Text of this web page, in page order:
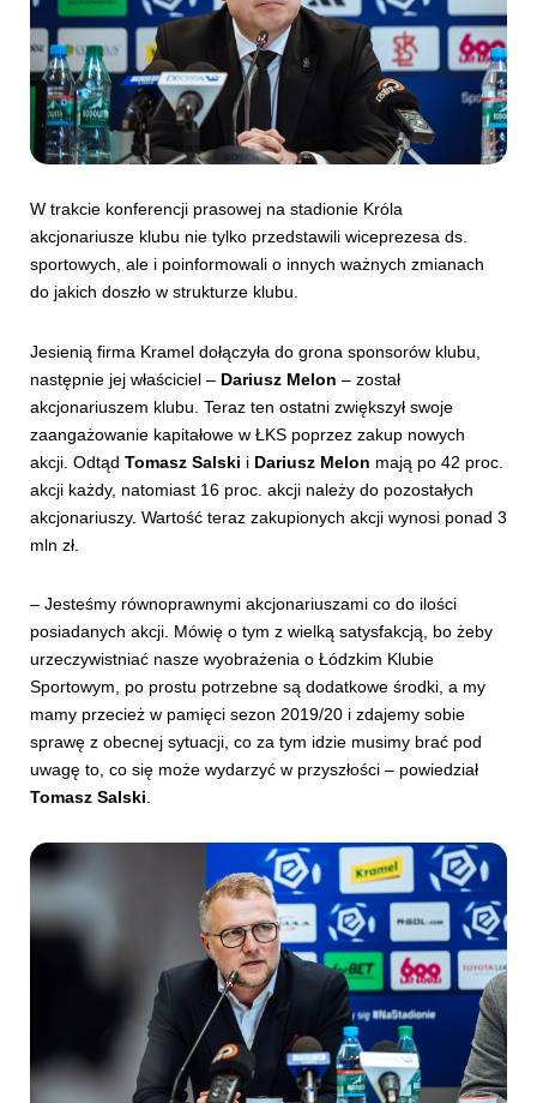
W trakcie konferencji prasowej na stadionie Króla
akcjonariusze klubu nie tylko przedstawili wiceprezesa ds.
sportowych, ale i poinformowali o innych ważnych zmianach
do jakich doszło w strukturze klubu.
Jesienią firma Kramel dołączyła do grona sponsorów klubu,
następnie jej właściciel – Dariusz Melon – został
akcjonariuszem klubu. Teraz ten ostatni zwiększył swoje
zaangażowanie kapitałowe w ŁKS poprzez zakup nowych
akcji. Odtąd Tomasz Salski i Dariusz Melon mają po 42 proc.
akcji każdy, natomiast 16 proc. akcji należy do pozostałych
akcjonariuszy. Wartość teraz zakupionych akcji wynosi ponad 3
mln zł.
– Jesteśmy równoprawnymi akcjonariuszami co do ilości
posiadanych akcji. Mówię o tym z wielką satysfakcją, bo żeby
urzeczywistniać nasze wyobrażenia o Łódzkim Klubie
Sportowym, po prostu potrzebne są dodatkowe środki, a my
mamy przecież w pamięci sezon 2019/20 i zdajemy sobie
sprawę z obecnej sytuacji, co za tym idzie musimy brać pod
uwagę to, co się może wydarzyć w przyszłości – powiedział
Tomasz Salski